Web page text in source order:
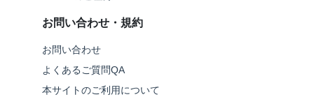
お問い合わせ・規約
お問い合わせ
よくあるご質問QA
本サイトのご利用について